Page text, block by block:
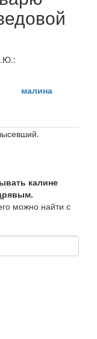
малина
калине
можно найти с